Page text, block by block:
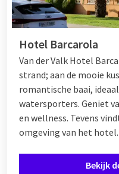
Hotel Barcarola
Van der Valk Hotel
strand; aan de mooie
romantische baai,
watersporters. Geniet
en wellness. Tevens
omgeving van het hotel.
Bekijk